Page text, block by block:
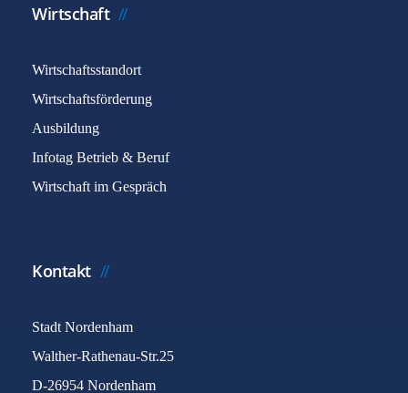
Wirtschaft
Wirtschaftsstandort
Wirtschaftsförderung
Ausbildung
Infotag Betrieb & Beruf
Wirtschaft im Gespräch
Kontakt
Stadt Nordenham
Walther-Rathenau-Str.25
D-26954 Nordenham